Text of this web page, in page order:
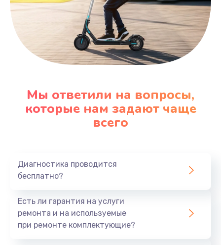
Мы ответили на вопросы,
которые нам задают чаще
всего
Диагностика проводится
бесплатно?
Есть ли гарантия на услуги
ремонта и на используемые
при ремонте комплектующие?